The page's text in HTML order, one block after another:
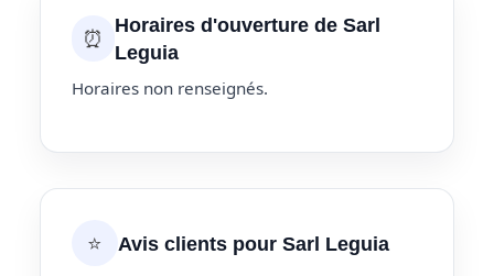
⏰
Horaires d'ouverture de Sarl
Leguia
Horaires non renseignés.
⭐ Avis clients pour Sarl Leguia